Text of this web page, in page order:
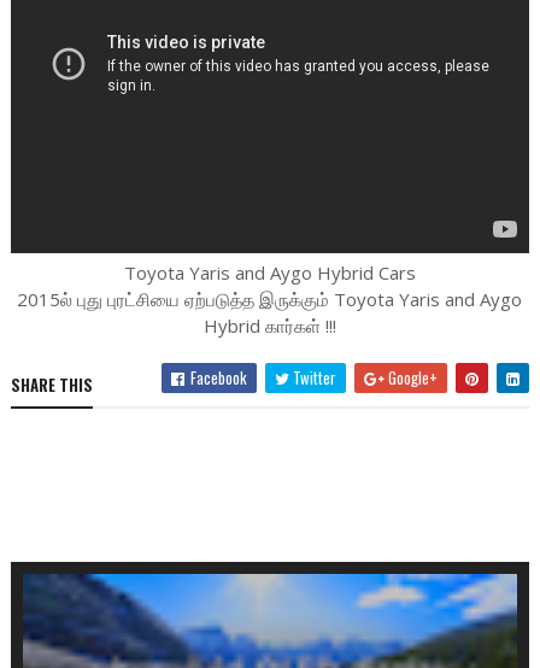
Toyota Yaris and Aygo Hybrid Cars
2015ல் புது புரட்சியை ஏற்படுத்த இருக்கும் Toyota Yaris and Aygo
Hybrid கார்கள் !!!
SHARE THIS Facebook Twitter Google+